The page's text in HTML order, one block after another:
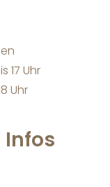
Uhr
Uhr